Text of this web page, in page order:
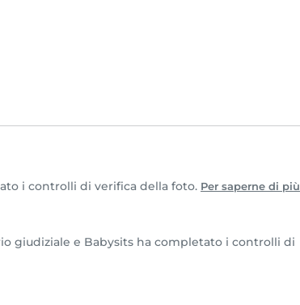
i controlli di verifica della foto. Per saperne di più
giudiziale e Babysits ha completato i controlli di